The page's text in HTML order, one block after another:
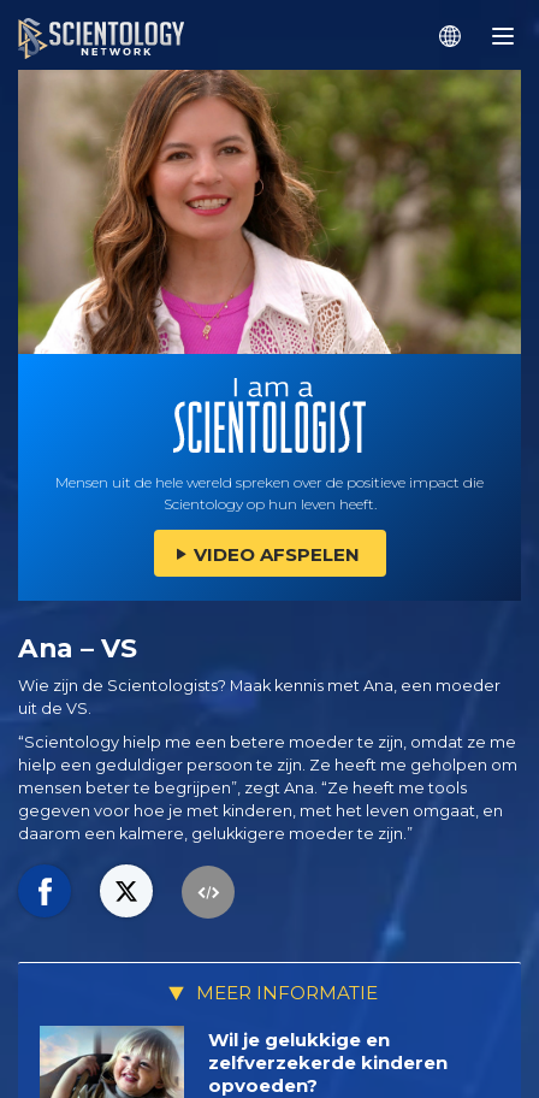
Mensen uit de hele wereld spreken over de positieve impact die
Scientology op hun leven heeft.
VIDEO AFSPELEN
Ana – VS
Wie zijn de Scientologists? Maak kennis met Ana, een moeder
uit de VS.
“Scientology hielp me een betere moeder te zijn, omdat ze me
hielp een geduldiger persoon te zijn. Ze heeft me geholpen om
mensen beter te begrijpen”, zegt Ana. “Ze heeft me tools
gegeven voor hoe je met kinderen, met het leven omgaat, en
daarom een kalmere, gelukkigere moeder te zijn.”
MEER INFORMATIE
Wil je gelukkige en
zelfverzekerde kinderen
opvoeden?